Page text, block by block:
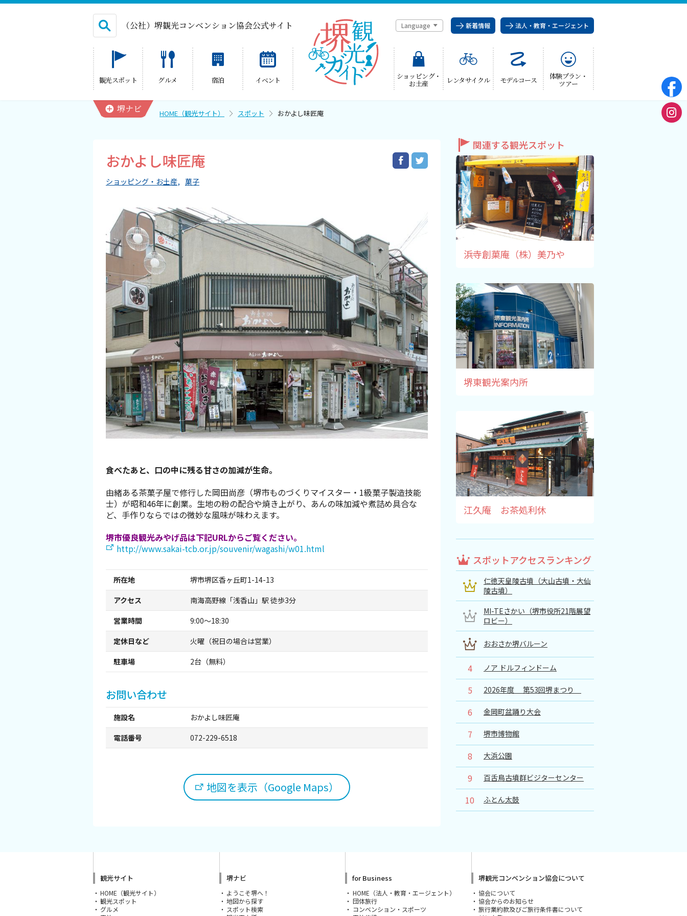
（公社）堺観光コンベンション協会公式サイト Language 新着情報 法人・教育・エージェント
観光スポット グルメ 宿泊 イベント ショッピング・
お土産 レンタサイクル モデルコース 体験プラン・
ツアー
简体中文
協会からのお知らせ
堺ナビ HOME（観光サイト） スポット おかよし味匠庵
おかよし味匠庵
ショッピング・お土産 菓子
食べたあと、口の中に残る甘さの加減が生命。
由緒ある茶菓子屋で修行した岡田尚彦（堺市ものづくりマイスター・1級菓子製造技能
士）が昭和46年に創業。生地の粉の配合や焼き上がり、あんの味加減や煮詰め具合な
ど、手作りならではの微妙な風味が味わえます。
堺市優良観光みやげ品は下記URLからご覧ください。
http://www.sakai-tcb.or.jp/souvenir/wagashi/w01.html
所在地
堺市堺区香ヶ丘町1-14-13
アクセス
南海高野線「浅香山」駅 徒歩3分
営業時間
9:00～18:30
定休日など
火曜（祝日の場合は営業）
駐車場
2台（無料）
お問い合わせ
施設名
おかよし味匠庵
電話番号
072-229-6518
地図を表示（Google Maps）
関連する観光スポット
浜寺創菓庵（株）美乃や
堺東観光案内所
江久庵 お茶処利休
スポットアクセスランキング
仁徳天皇陵古墳（大山古墳・大仙
陵古墳）
MI-TEさかい（堺市役所21階展望
ロビー）
おおさか堺バルーン
4 ノア ドルフィンドーム
5 2026年度 第53回堺まつり
6 金岡町盆踊り大会
7 堺市博物館
8 大浜公園
9 百舌鳥古墳群ビジターセンター
10 ふとん太鼓
観光サイト
HOME（観光サイト）
観光スポット
グルメ
堺ナビ
ようこそ堺へ！
地図から探す
スポット検索
for Business
HOME（法人・教育・エージェント）
団体旅行
コンベンション・スポーツ
堺観光コンベンション協会について
協会について
協会からのお知らせ
旅行業約款及びご旅行条件書について